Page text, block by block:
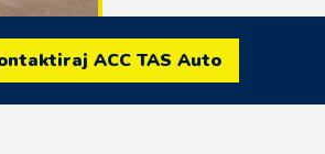
ACC TAS Auto